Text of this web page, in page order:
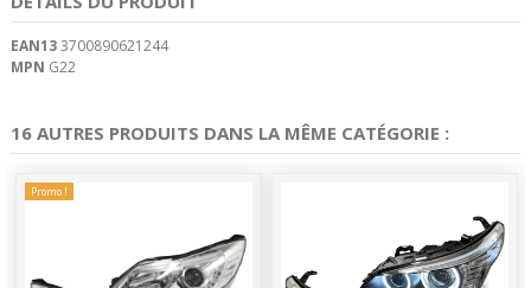
EAN133700890621244
MPN G22
16 AUTRES PRODUITS DANS LA MÊME CATÉGORIE :
Promo !